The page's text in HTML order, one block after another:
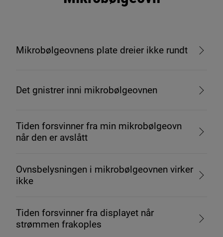
Mikrobølgeovnens plate dreier ikke rundt
Det gnistrer inni mikrobølgeovnen
Tiden forsvinner fra min mikrobølgeovn
når den er avslått
Ovnsbelysningen i mikrobølgeovnen virker
ikke
Tiden forsvinner fra displayet når
strømmen frakoples